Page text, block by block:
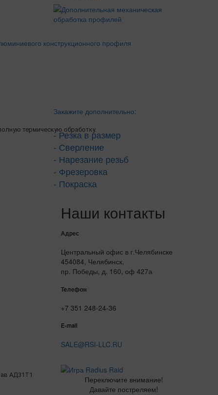
термическую обработку.
АД31Т1
Закажите дополнительно:
- Резка в размер
- Сверление
- Нарезание резьб
- Фрезеровка
- Покраска
Наши контакты
Адрес
Центральный офис в г.Челябинске
454084, Челябинск,
пр. Победы, д. 160, оф 427а
Телефон
+7 351 248-24-36
E-mail
SALE@RSI-LLC.RU
Переключите внимание!
Давайте постреляем!